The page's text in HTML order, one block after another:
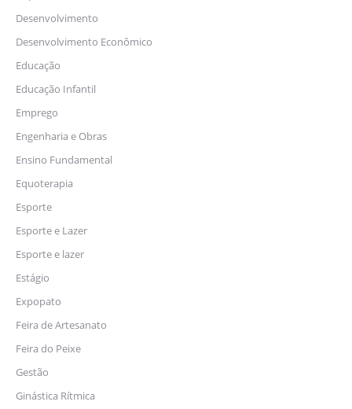
Desenvolvimento
Desenvolvimento Econômico
Educação
Educação Infantil
Emprego
Engenharia e Obras
Ensino Fundamental
Equoterapia
Esporte
Esporte e Lazer
Esporte e lazer
Estágio
Expopato
Feira de Artesanato
Feira do Peixe
Gestão
Ginástica Rítmica